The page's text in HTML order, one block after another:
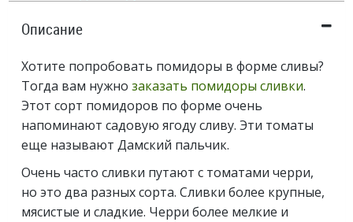
Описание
Хотите попробовать помидоры в форме сливы?
Тогда вам нужно заказать помидоры сливки.
Этот сорт помидоров по форме очень
напоминают садовую ягоду сливу. Эти томаты
еще называют Дамский пальчик.
Очень часто сливки путают с томатами черри,
но это два разных сорта. Сливки более крупные,
мясистые и сладкие. Черри более мелкие и